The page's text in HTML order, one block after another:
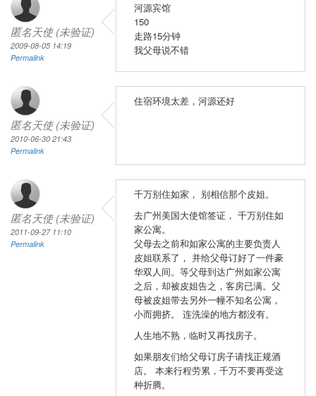
匿名天使 (未验证)
2009-08-05 14:19
Permalink
河源宾馆
150
走路15分钟
我父母说不错
匿名天使 (未验证)
2010-06-30 21:43
Permalink
住宿环境太差，河源还好
匿名天使 (未验证)
2011-09-27 11:10
Permalink
千万别住如家， 别相信那个皮姐。
去广州美国大使馆签证， 千万别住如
家公寓。
父母去之前和如家公寓的主要负责人
皮姐联系了， 并给父母订好了一件豪
华双人间。等父母到达广州如家公寓
之后，却被皮姐告之，客房已满。父
母被皮姐带去另外一幢不知名公寓，
小而拥挤。 连洗澡的地方都没有。
人生地不熟，临时又再找房子。
如果朋友们给父母订房子请找正规酒
店。 本来行程劳累，千万不要再受这
种折腾。